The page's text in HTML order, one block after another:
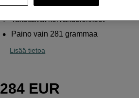
Hyvä melunvaimennus
Taitettavat korvakuulokkeet
Paino vain 281 grammaa
Lisää tietoa
284 EUR